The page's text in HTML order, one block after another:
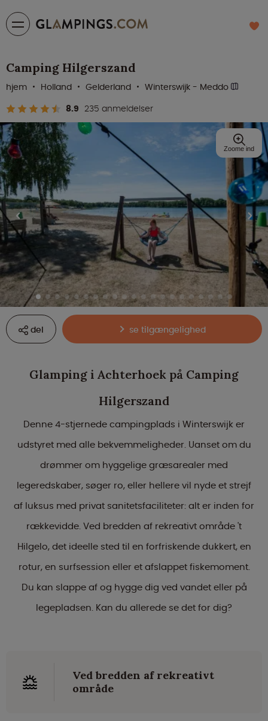
Camping Hilgerszand
8.9 235 anmeldelser
hjem Holland Gelderland Winterswijk - Meddo
del se tilgængelighed
Zoome ind
Glamping i Achterhoek på Camping
Hilgerszand
Denne 4-stjernede campingplads i Winterswijk er
udstyret med alle bekvemmeligheder. Uanset om du
drømmer om hyggelige græsarealer med
legeredskaber, søger ro, eller hellere vil nyde et strejf
af luksus med privat sanitetsfaciliteter: alt er inden for
rækkevidde. Ved bredden af rekreativt område 't
Hilgelo, det ideelle sted til en forfriskende dukkert, en
rotur, en surfsession eller et afslappet fiskemoment.
Du kan slappe af og hygge dig ved vandet eller på
legepladsen. Kan du allerede se det for dig?
Ved bredden af rekreativt
område